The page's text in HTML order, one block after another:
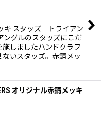
スタッズ トライアン
グルのスタッズにこだ
しましたハンドクラフ
ないスタッズ。赤錆メッ
オリジナル赤錆メッキ